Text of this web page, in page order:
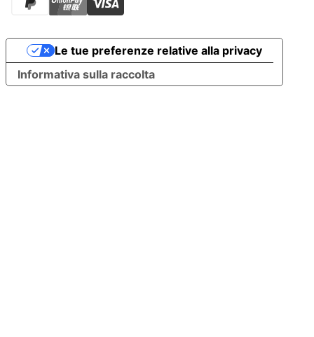
Informativa sulla raccolta
Le tue preferenze relative alla privacy